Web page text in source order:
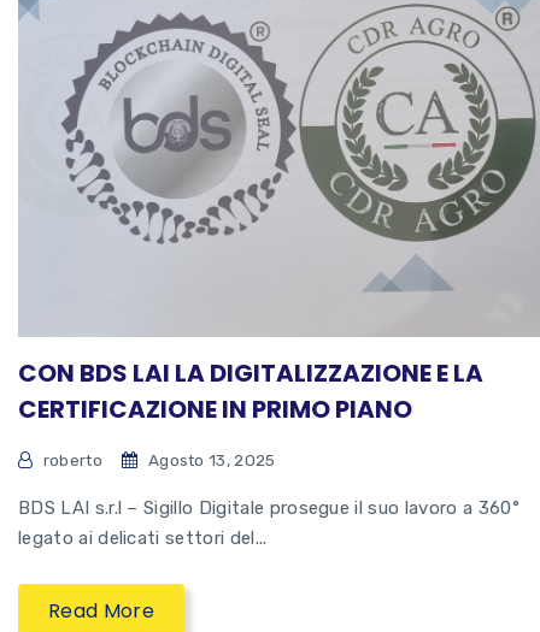
CON BDS LAI LA DIGITALIZZAZIONE E LA
CERTIFICAZIONE IN PRIMO PIANO
roberto Agosto 13, 2025
BDS LAI s.r.l – Sigillo Digitale prosegue il suo lavoro a 360°
legato ai delicati settori del...
Read More